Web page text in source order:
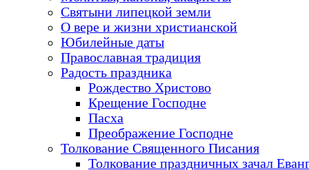
Святыни липецкой земли
О вере и жизни христианской
Юбилейные даты
Православная традиция
Радость праздника
Рождество Христово
Крещение Господне
Пасха
Преображение Господне
Толкование Священного Писания
Толкование праздничных зачал